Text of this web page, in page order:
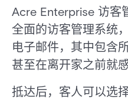
Acre Enterprise 访客
全面的访客管理系统
电子邮件，其中包含
甚至在离开家之前就
抵达后，客人可以选